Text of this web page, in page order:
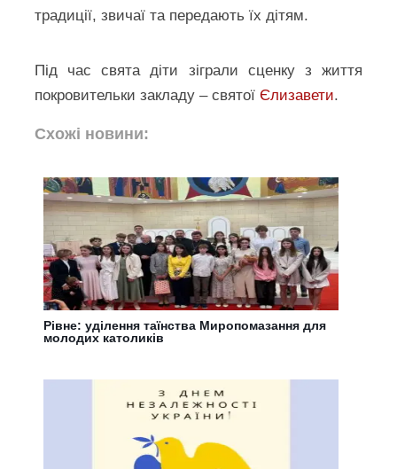
традиції, звичаї та передають їх дітям.
Під час свята діти зіграли сценку з життя
покровительки закладу – святоїЄлизавети.
Схожі новини:
Рівне: уділення таїнства Миропомазання для
молодих католиків